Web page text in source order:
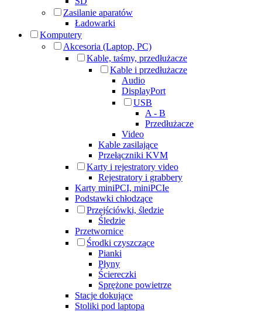
Zasilanie aparatów
Ładowarki
Komputery
Akcesoria (Laptop, PC)
Kable, taśmy, przedłużacze
Kable i przedłużacze
Audio
DisplayPort
USB
A - B
Przedłużacze
Video
Kable zasilające
Przełączniki KVM
Karty i rejestratory video
Rejestratory i grabbery
Karty miniPCI, miniPCIe
Podstawki chłodzące
Przejściówki, śledzie
Śledzie
Przetwornice
Środki czyszczące
Pianki
Płyny
Ściereczki
Sprężone powietrze
Stacje dokujące
Stoliki pod laptopa